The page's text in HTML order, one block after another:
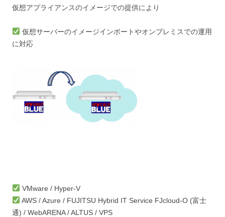
仮想アプライアンスのイメージでの提供により
仮想サーバーのイメージインポートやオンプレミスでの運用
に対応
VMware / Hyper-V
AWS / Azure / FUJITSU Hybrid IT Service FJcloud-O (富士
通) / WebARENA / ALTUS / VPS